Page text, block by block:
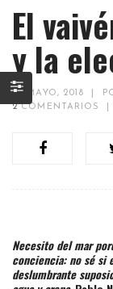
El
y la
25 MAYO, 2018
2COMENTARIOS
Necesito del mar
conciencia: no sé si
deslumbrante